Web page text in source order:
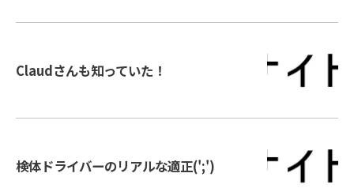
Claudさんも知っていた！
検体ドライバーのリアルな適正(';')